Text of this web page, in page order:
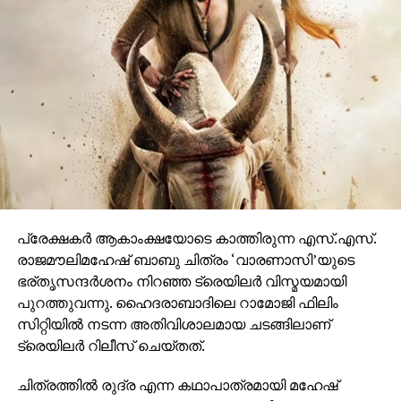
ഒരുങ്ങുന്നത് എന്നതിനാല്‍ തന്നെ തിയേറ്ററുകളില്‍
ഗംഭീരമായ കാഴ്ചാനുഭൂതി
സമ്മാനിക്കുമെന്നുറപ്പാണ്.ബാഹുബലിയും ആർ ആർ
ആറും ഒരുക്കിയ രാജമൗലിയുടെ ബ്രഹ്മാണ്ഡ ചിത്രം
വാരണാസി 2027ൽ തിയേറ്ററുകളിലേക്കെത്തും. പി ആർ
ഓ ആൻഡ് മാർക്കറ്റിംഗ് സ്ട്രാറ്റജിസ്റ്റ് : പ്രതീഷ് ശേഖർ.
പ്രേക്ഷകര്‍ ആകാംക്ഷയോടെ കാത്തിരുന്ന എസ്.എസ്.
രാജമൗലിമഹേഷ് ബാബു ചിത്രം ‘വാരണാസി’യുടെ
ഭര്തൃസന്ദര്‍ശനം നിറഞ്ഞ ട്രെയിലര്‍ വിസ്മയമായി
പുറത്തുവന്നു. ഹൈദരാബാദിലെ റാമോജി ഫിലിം
സിറ്റിയില്‍ നടന്ന അതിവിശാലമായ ചടങ്ങിലാണ്
ട്രെയിലര്‍ റിലീസ് ചെയ്തത്.
ചിത്രത്തില്‍ രുദ്ര എന്ന കഥാപാത്രമായി മഹേഷ്